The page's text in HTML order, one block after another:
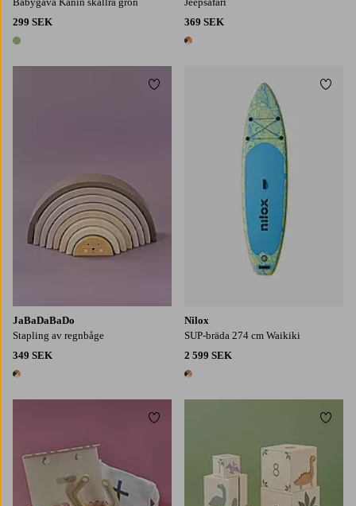
299 SEK
1 färg
369 SEK
1 färg
JaBaDaBaDo
Stapling av regnbåge
349 SEK
1 färg
Lägg till i favoriter
Nilox
SUP-bräda 274 cm Waikiki
2 599 SEK
1 färg
Lägg till i favoriter